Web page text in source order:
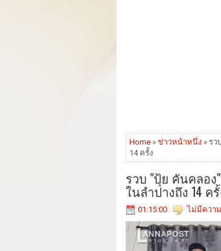
Home » ข่าวหน้าหนึ่ง » ร
14 ครั้ง
รวบ "ปุ้ย คันคลอ
ในลำปางถึง 14 ค
01:15:00 ไม่มีควา